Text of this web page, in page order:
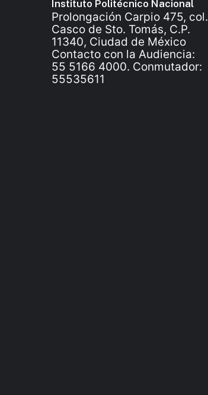
Instituto Politécnico Nacional
Prolongación Carpio 475, col.
Casco de Sto. Tomás, C.P.
11340, Ciudad de México
Contacto con la Audiencia:
55 5166 4000. Conmutador:
55535611